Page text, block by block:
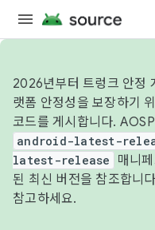
2026년부터 트렁크 안정
랫폼 안정성을 보장하기
코드를 게시합니다.
android-latest-
latest-release
매니
된 최신 버전을 참조합니
참고하세요.